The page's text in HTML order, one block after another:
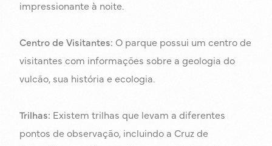
impressionante à noite.
Centro de Visitantes: O parque possui um centro de
visitantes com informações sobre a geologia do
vulcão, sua história e ecologia.
Trilhas: Existem trilhas que levam a diferentes
pontos de observação, incluindo a Cruz de